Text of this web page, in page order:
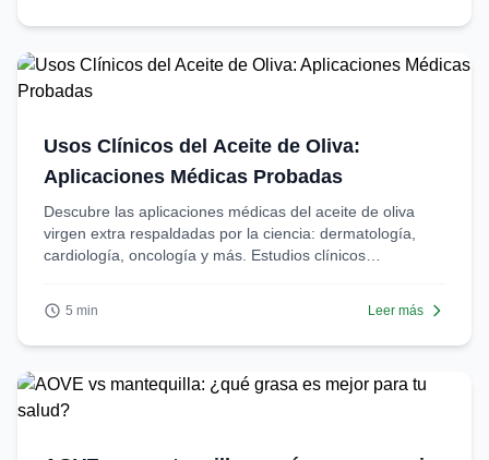
Usos Clínicos del Aceite de Oliva:
Aplicaciones Médicas Probadas
Descubre las aplicaciones médicas del aceite de oliva
virgen extra respaldadas por la ciencia: dermatología,
cardiología, oncología y más. Estudios clínicos
5 min Leer más